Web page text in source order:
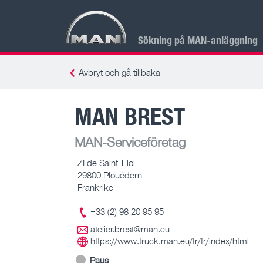
Sökning på MAN-anläggning
Avbryt och gå tillbaka
MAN BREST
MAN-Serviceföretag
ZI de Saint-Eloi
29800 Plouédern
Frankrike
+33 (2) 98 20 95 95
atelier.brest@man.eu
https://www.truck.man.eu/fr/fr/index/html
Paus